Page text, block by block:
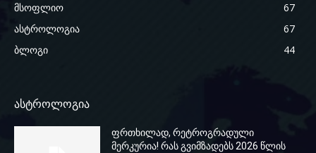
მსოფლიო
67
ასტროლოგია
67
ბლოგი
44
ასტროლოგია
ფრთხილად, რეტროგრადული
მერკურია! რას გვიმზადებს 2026 წლის